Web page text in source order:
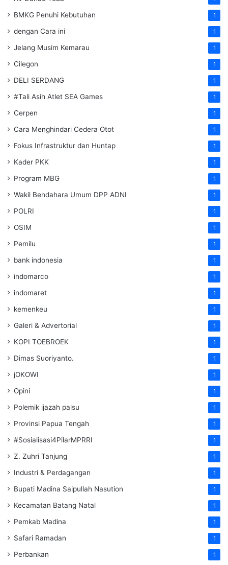
BMKG Penuhi Kebutuhan 1
dengan Cara ini 1
Jelang Musim Kemarau 1
Cilegon 1
DELI SERDANG 1
#Tali Asih Atlet SEA Games 1
Cerpen 1
Cara Menghindari Cedera Otot 1
Fokus Infrastruktur dan Huntap 1
Kader PKK 1
Program MBG 1
Wakil Bendahara Umum DPP ADNI 1
POLRI 1
OSIM 1
Pemilu 1
bank indonesia 1
indomarco 1
indomaret 1
kemenkeu 1
Galeri & Advertorial 1
KOPI TOEBROEK 1
Dimas Suoriyanto. 1
jOKOWI 1
Opini 1
Polemik ijazah palsu 1
Provinsi Papua Tengah 1
#Sosialisasi4PilarMPRRI 1
Z. Zuhri Tanjung 1
Industri & Perdagangan 1
Bupati Madina Saipullah Nasution 1
Kecamatan Batang Natal 1
Pemkab Madina 1
Safari Ramadan 1
Perbankan 1